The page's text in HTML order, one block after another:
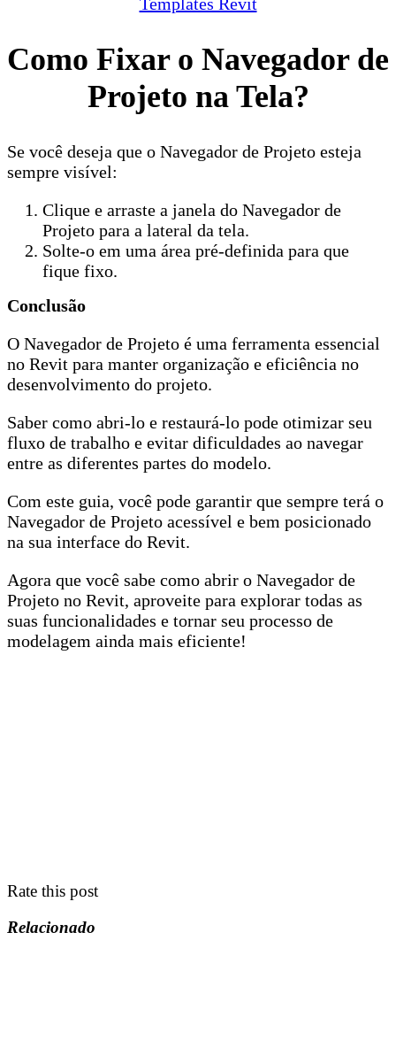
Como Fixar o Navegador de
Projeto na Tela?
Se você deseja que o Navegador de Projeto esteja
sempre visível:
Clique e arraste a janela do Navegador de
Projeto para a lateral da tela.
Solte-o em uma área pré-definida para que
fique fixo.
Conclusão
O Navegador de Projeto é uma ferramenta essencial
no Revit para manter organização e eficiência no
desenvolvimento do projeto.
Saber como abri-lo e restaurá-lo pode otimizar seu
fluxo de trabalho e evitar dificuldades ao navegar
entre as diferentes partes do modelo.
Com este guia, você pode garantir que sempre terá o
Navegador de Projeto acessível e bem posicionado
na sua interface do Revit.
Agora que você sabe como abrir o Navegador de
Projeto no Revit, aproveite para explorar todas as
suas funcionalidades e tornar seu processo de
modelagem ainda mais eficiente!
Rate this post
Relacionado